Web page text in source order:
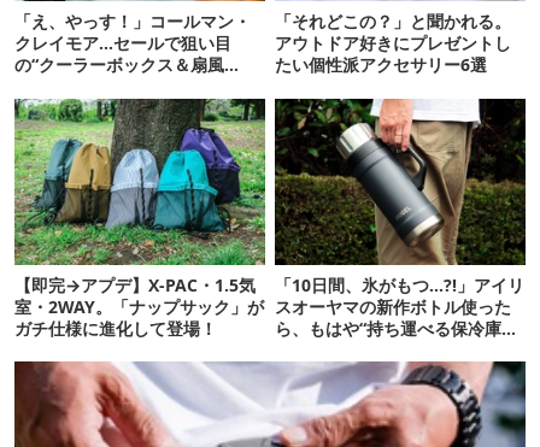
「え、やっす！」コールマン・
クレイモア…セールで狙い目
の“クーラーボックス＆扇風
「それどこの？」と聞かれる。
アウトドア好きにプレゼントし
たい個性派アクセサリー6選
【即完→アプデ】X-PAC・1.5気
室・2WAY。「ナップサック」が
ガチ仕様に進化して登場！
「10日間、氷がもつ…?!」アイリ
スオーヤマの新作ボトル使った
ら、もはや“持ち運べる保冷庫